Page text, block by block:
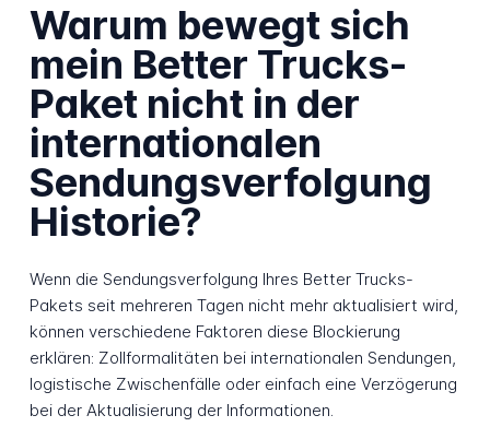
Warum bewegt sich
mein Better Trucks-
Paket nicht in der
internationalen
Sendungsverfolgung
Historie?
Wenn die Sendungsverfolgung Ihres Better Trucks-
Pakets seit mehreren Tagen nicht mehr aktualisiert wird,
können verschiedene Faktoren diese Blockierung
erklären: Zollformalitäten bei internationalen Sendungen,
logistische Zwischenfälle oder einfach eine Verzögerung
bei der Aktualisierung der Informationen.